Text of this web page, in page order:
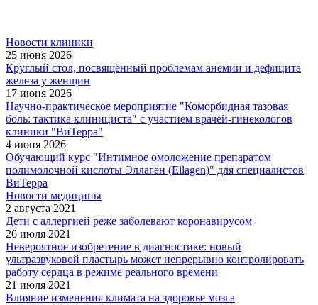
Новости клиники
25 июня 2026
Круглый стол, посвящённый проблемам анемии и дефицита
железа у женщин
17 июня 2026
Научно-практическое мероприятие "Коморбидная тазовая
боль: тактика клинициста" с участием врачей-гинекологов
клиники "ВиТерра"
4 июня 2026
Обучающий курс "Интимное омоложение препаратом
полимолочной кислоты Эллаген (Ellagen)" для специалистов
ВиТерра
Новости медицины
2 августа 2021
Дети с аллергией реже заболевают коронавирусом
26 июля 2021
Невероятное изобретение в диагностике: новый
ультразвуковой пластырь может непрерывно контролировать
работу сердца в режиме реального времени
21 июля 2021
Влияние изменения климата на здоровье мозга